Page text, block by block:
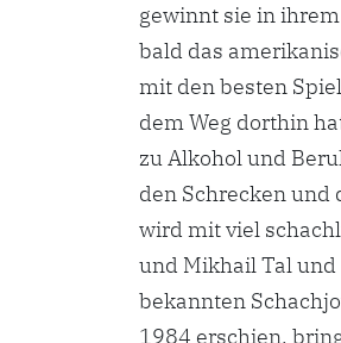
gewinnt sie in
bald das
mit den besten
dem Weg dorthin
zu Alkohol und
den Schrecken und
wird mit viel
und Mikhail Tal
bekannten
1984 erschien,